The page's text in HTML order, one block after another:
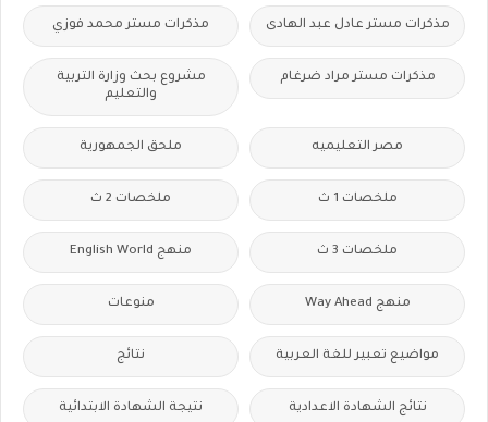
مذكرات مستر عادل عبد الهادى مذكرات مستر محمد فوزي
مذكرات مستر مراد ضرغام
مشروع بحث وزارة التربية
والتعليم
مصر التعليميه ملحق الجمهورية
ملخصات 1 ث ملخصات 2 ث
ملخصات 3 ث منهج English World
منهج Way Ahead منوعات
مواضيع تعبير للغة العربية نتائج
نتائج الشهادة الاعدادية نتيجة الشهادة الابتدائية